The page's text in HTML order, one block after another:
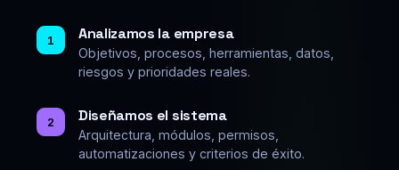
1 Analizamos la empresa
Objetivos, procesos, herramientas, datos,
riesgos y prioridades reales.
2 Diseñamos el sistema
Arquitectura, módulos, permisos,
automatizaciones y criterios de éxito.